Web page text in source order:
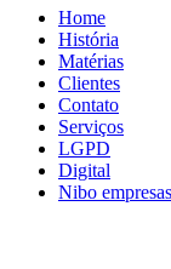
Home
História
Matérias
Clientes
Contato
Serviços
LGPD
Digital
Nibo